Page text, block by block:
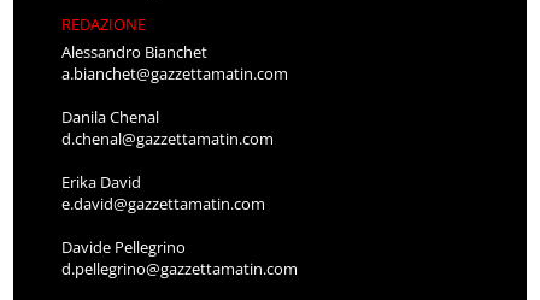
REDAZIONE
Alessandro Bianchet
a.bianchet@gazzettamatin.com
Danila Chenal
d.chenal@gazzettamatin.com
Erika David
e.david@gazzettamatin.com
Davide Pellegrino
d.pellegrino@gazzettamatin.com